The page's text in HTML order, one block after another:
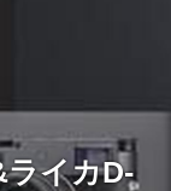
ライカD-